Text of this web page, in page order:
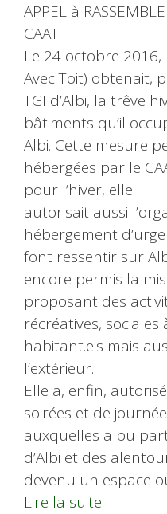
APPEL à
CAAT
Le 24 octobre 2016,
Avec Toit) obtenait,
TGI d’Albi, la trêve
bâtiments qu’il
Albi. Cette mesure
hébergées par le
pour l’hiver, elle
autorisait aussi
hébergement
font ressentir sur
encore permis la
proposant des
récréatives,
habitant.e.s mais
l’extérieur.
Elle a, enfin,
soirées et de
auxquelles a pu
d’Albi et des
devenu un espace
Lire la suite